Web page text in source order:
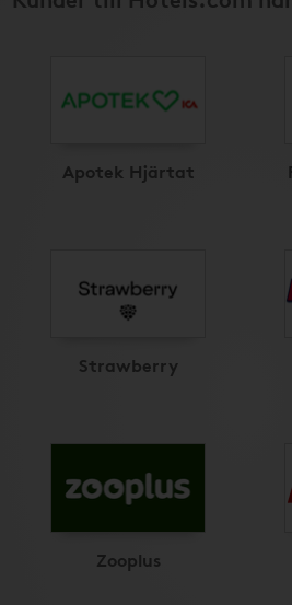
Apotek Hjärtat
Strawberry
Zooplus